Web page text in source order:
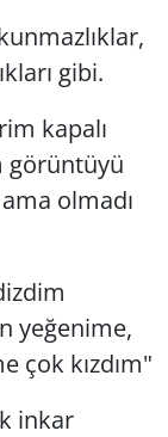
gibi.
kapalı
görüntüyü
olmadı
yeğenime,
çok kızdım"
inkar